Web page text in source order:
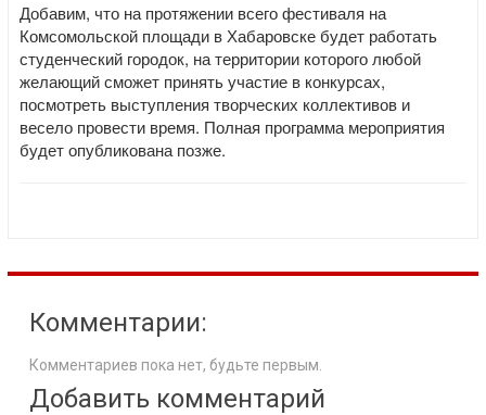
Добавим, что на протяжении всего фестиваля на
Комсомольской площади в Хабаровске будет работать
студенческий городок, на территории которого любой
желающий сможет принять участие в конкурсах,
посмотреть выступления творческих коллективов и
весело провести время. Полная программа мероприятия
будет опубликована позже.
Комментарии:
Комментариев пока нет, будьте первым.
Добавить комментарий